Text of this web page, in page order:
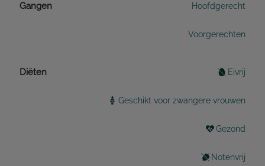
Gangen Hoofdgerecht
Voorgerechten
Diëten Eivrij
Geschikt voor zwangere vrouwen
Gezond
Notenvrij